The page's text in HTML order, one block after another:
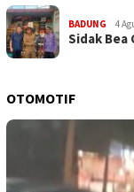
BADUNG 4
Sidak Bea
OTOMOTIF